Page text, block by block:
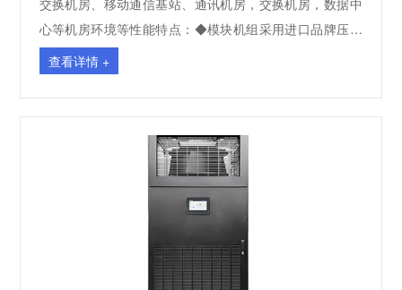
交换机房、移动通信基站、通讯机房，交换机房，数据中
心等机房环境等性能特点：◆模块机组采用进口品牌压缩
机和名牌优质部件，确保整机发挥最高效能。◆高显热比
设计，机组显热比高于90%，全年能效比（AEER）高于
3.7◆机组制冷量大占地面积小，可正面维护。◆机组搬运
题。◆机组可紧靠或分散安装，设备布置可灵活选择。◆最
小制冷量可到 30%以下。◆全中文真彩色超大触摸图文显
示屏。◆群控不少于64台机组，定时轮巡与故障自动切
换。◆空调可自动调节室内温、湿度，具有制冷、加热、
加湿、除湿等功能◆制冷方式：由机组室内风机驱动机房
内空气流动，室内空气流经空调蒸发器，将热量传递给制
查看详情 +